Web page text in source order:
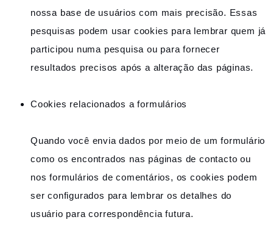
nossa base de usuários com mais precisão. Essas
pesquisas podem usar cookies para lembrar quem já
participou numa pesquisa ou para fornecer
resultados precisos após a alteração das páginas.
Cookies relacionados a formulários
Quando você envia dados por meio de um formulário
como os encontrados nas páginas de contacto ou
nos formulários de comentários, os cookies podem
ser configurados para lembrar os detalhes do
usuário para correspondência futura.